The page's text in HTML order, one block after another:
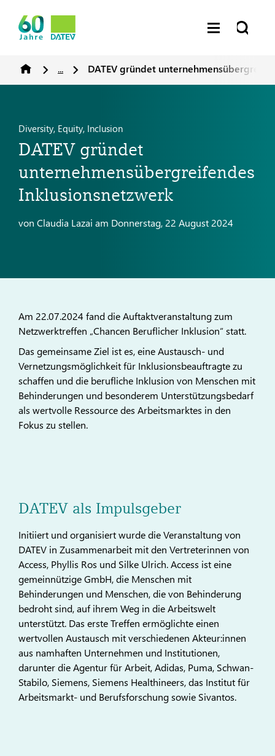
... DATEV gründet
Diversity, Equity, Inclusion
DATEV gründet
unternehmensübergreifendes
Inklusionsnetzwerk
von Claudia Lazai am Donnerstag, 22 August 2024
Am 22.07.2024 fand die Auftaktveranstaltung zum
Netzwerktreffen „Chancen Beruflicher Inklusion“ statt.
Das gemeinsame Ziel ist es, eine Austausch- und
Vernetzungsmöglichkeit für Inklusionsbeauftragte zu
schaffen und die berufliche Inklusion von Menschen mit
Behinderungen und besonderem Unterstützungsbedarf
als wertvolle Ressource des Arbeitsmarktes in den
Fokus zu stellen.
DATEV als Impulsgeber
Initiiert und organisiert wurde die Veranstaltung von
DATEV in Zusammenarbeit mit den Vertreterinnen von
Access, Phyllis Ros und Silke Ulrich. Access ist eine
gemeinnützige GmbH, die Menschen mit
Behinderungen und Menschen, die von Behinderung
bedroht sind, auf ihrem Weg in die Arbeitswelt
unterstützt. Das erste Treffen ermöglichte einen
wertvollen Austausch mit verschiedenen Akteur:innen
aus namhaften Unternehmen und Institutionen,
darunter die Agentur für Arbeit, Adidas, Puma, Schwan-
Stabilo, Siemens, Siemens Healthineers, das Institut für
Arbeitsmarkt- und Berufsforschung sowie Sivantos.